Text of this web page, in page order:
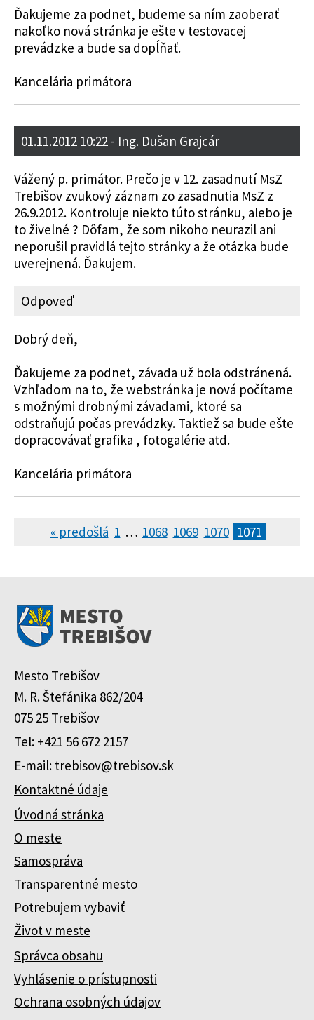
Ďakujeme za podnet, budeme sa ním zaoberať
nakoľko nová stránka je ešte v testovacej
prevádzke a bude sa dopĺňať.
Kancelária primátora
01.11.2012 10:22 - Ing. Dušan Grajcár
Vážený p. primátor. Prečo je v 12. zasadnutí MsZ
Trebišov zvukový záznam zo zasadnutia MsZ z
26.9.2012. Kontroluje niekto túto stránku, alebo je
to živelné ? Dôfam, že som nikoho neurazil ani
neporušil pravidlá tejto stránky a že otázka bude
uverejnená. Ďakujem.
Odpoveď
Dobrý deň,
Ďakujeme za podnet, závada už bola odstránená.
Vzhľadom na to, že webstránka je nová počítame
s možnými drobnými závadami, ktoré sa
odstraňujú počas prevádzky. Taktiež sa bude ešte
dopracovávať grafika , fotogalérie atd.
Kancelária primátora
« predošlá 1 … 1068 1069 1070 1071
Mesto Trebišov
M. R. Štefánika 862/204
075 25 Trebišov
Tel: +421 56 672 2157
E-mail: trebisov@trebisov.sk
Kontaktné údaje
Úvodná stránka
O meste
Samospráva
Transparentné mesto
Potrebujem vybaviť
Život v meste
Správca obsahu
Vyhlásenie o prístupnosti
Ochrana osobných údajov